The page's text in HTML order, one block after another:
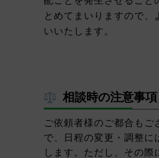
とめてまいりますので、
いいたします。
相談時の注意事項
ご依頼者様のご都合もご
で、日程の変更・調整に
します。ただし、その際